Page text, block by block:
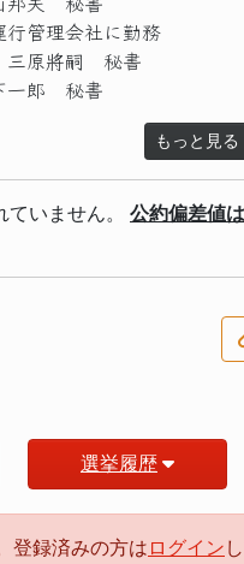
管理会社に勤務
三原將嗣 秘書
一郎 秘書
もっと見る
いません。 公約偏差値
選挙履歴
登録済みの方は ログイン